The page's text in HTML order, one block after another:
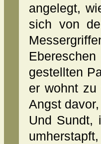
angelegt,
sich von
gestellten
er wohnt
Angst
Und Sundt,